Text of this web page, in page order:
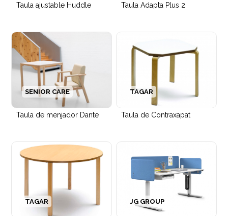
Taula ajustable Huddle Taula Adapta Plus 2
Taula de menjador Dante
SENIOR CARE
Taula de Contraxapat
TAGAR
TAGAR JG GROUP